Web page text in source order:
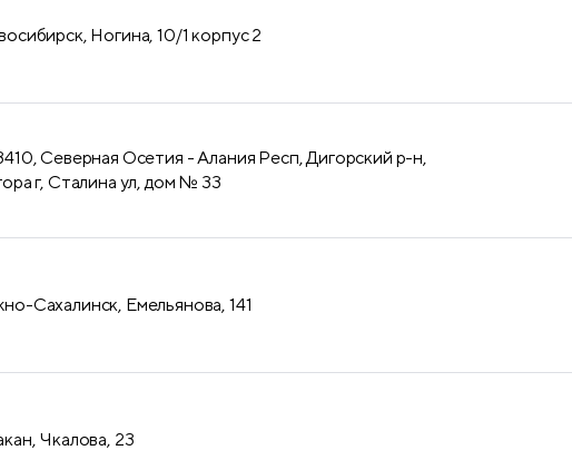
Ногина, 10/1 корпус 2
Северная Осетия - Алания Респ, Дигорский р-н,
г, Сталина ул, дом № 33
Сахалинск, Емельянова, 141
Чкалова, 23